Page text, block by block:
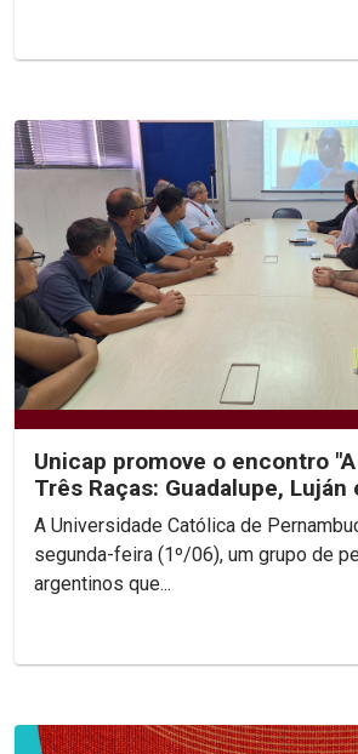
Unicap promove o encontro
Três Raças: Guadalupe, Luján
A Universidade Católica de
segunda-feira (1º/06), um grupo de
argentinos que...